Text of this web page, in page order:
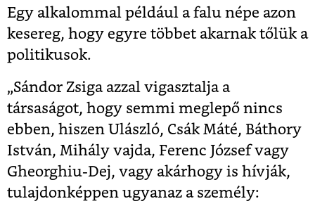
Egy alkalommal például a falu népe azon
kesereg, hogy egyre többet akarnak tőlük a
politikusok.
„Sándor Zsiga azzal vigasztalja a
társaságot, hogy semmi meglepő nincs
ebben, hiszen Ulászló, Csák Máté, Báthory
István, Mihály vajda, Ferenc József vagy
Gheorghiu-Dej, vagy akárhogy is hívják,
tulajdonképpen ugyanaz a személy: